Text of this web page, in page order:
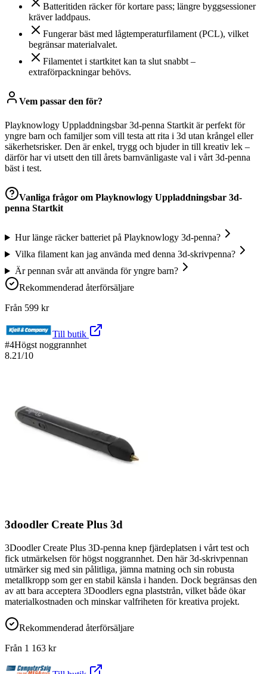
Batteritiden räcker för kortare pass; längre byggsessioner
kräver laddpaus.
Fungerar bäst med lågtemperaturfilament (PCL), vilket
begränsar materialvalet.
Filamentet i startkitet kan ta slut snabbt –
extraförpackningar behövs.
Vem passar den för?
Playknowlogy Uppladdningsbar 3d-penna Startkit är perfekt för
yngre barn och familjer som vill testa att rita i 3d utan krångel eller
säkerhetsrisker. Den är enkel, trygg och bjuder in till kreativ lek –
därför har vi utsett den till årets barnvänligaste val i vårt 3d-penna
bäst i test.
Vanliga frågor om Playknowlogy Uppladdningsbar 3d-
penna Startkit
Hur länge räcker batteriet på Playknowlogy 3d-penna?
Vilka filament kan jag använda med denna 3d-skrivpenna?
Är pennan svår att använda för yngre barn?
Rekommenderad återförsäljare
Från 599 kr
Till butik
#4Högst noggrannhet
8.21/10
3doodler Create Plus 3d
3Doodler Create Plus 3D-penna knep fjärdeplatsen i vårt test och
fick utmärkelsen för högst noggrannhet. Den här 3d-skrivpennan
utmärker sig med sin pålitliga, jämna matning och sin robusta
metallkropp som ger en stabil känsla i handen. Dock begränsas den
av att bara acceptera 3Doodlers egna plaststrån, vilket både ökar
materialkostnaden och minskar valfriheten för kreativa projekt.
Rekommenderad återförsäljare
Från 1 163 kr